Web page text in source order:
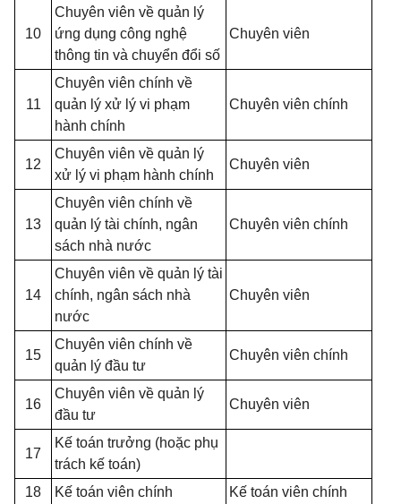
10
Chuyên viên về quản lý
ứng dụng công nghệ
thông tin và chuyển đổi số
Chuyên viên
11
Chuyên viên chính về
quản lý xử lý vi phạm
hành chính
Chuyên viên chính
12
Chuyên viên về quản lý
xử lý vi phạm hành chính
Chuyên viên
13
Chuyên viên chính về
quản lý tài chính, ngân
sách nhà nước
Chuyên viên chính
14
Chuyên viên về quản lý tài
chính, ngân sách nhà
nước
Chuyên viên
15
Chuyên viên chính về
quản lý đầu tư
Chuyên viên chính
16
Chuyên viên về quản lý
đầu tư
Chuyên viên
17
Kế toán trưởng (hoặc phụ
trách kế toán)
18
Kế toán viên chính
Kế toán viên chính